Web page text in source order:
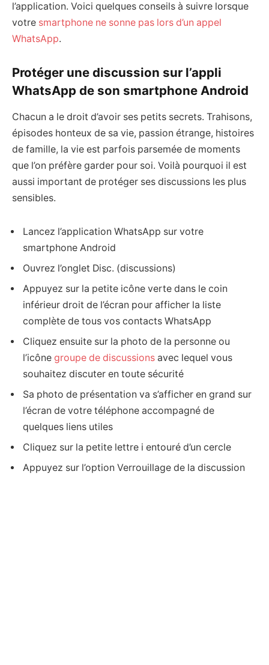
l’application. Voici quelques conseils à suivre lorsque
votre smartphone ne sonne pas lors d’un appel
WhatsApp.
Protéger une discussion sur l’appli
WhatsApp de son smartphone Android
Chacun a le droit d’avoir ses petits secrets. Trahisons,
épisodes honteux de sa vie, passion étrange, histoires
de famille, la vie est parfois parsemée de moments
que l’on préfère garder pour soi. Voilà pourquoi il est
aussi important de protéger ses discussions les plus
sensibles.
Lancez l’application WhatsApp sur votre
smartphone Android
Ouvrez l’onglet Disc. (discussions)
Appuyez sur la petite icône verte dans le coin
inférieur droit de l’écran pour afficher la liste
complète de tous vos contacts WhatsApp
Cliquez ensuite sur la photo de la personne ou
l’icône groupe de discussions avec lequel vous
souhaitez discuter en toute sécurité
Sa photo de présentation va s’afficher en grand sur
l’écran de votre téléphone accompagné de
quelques liens utiles
Cliquez sur la petite lettre i entouré d’un cercle
Appuyez sur l’option Verrouillage de la discussion